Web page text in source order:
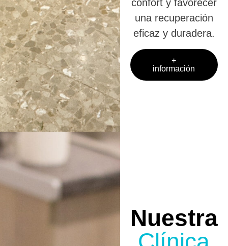
confort y favorecer
una recuperación
eficaz y duradera.
+
información
Nuestra